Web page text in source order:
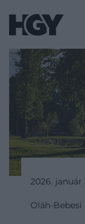
2026.
Oláh-Bebesi